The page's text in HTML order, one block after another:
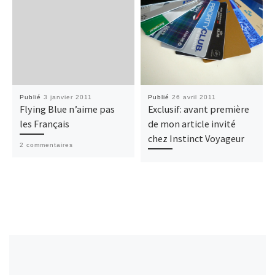
Publié 3 janvier 2011
Flying Blue n’aime pas
les Français
2 commentaires
Publié 26 avril 2011
Exclusif: avant première
de mon article invité
chez Instinct Voyageur